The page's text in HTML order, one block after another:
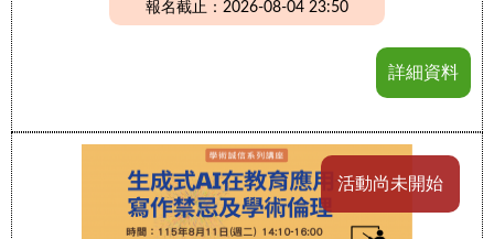
報名截止：2026-08-04 23:50
詳細資料
活動尚未開始